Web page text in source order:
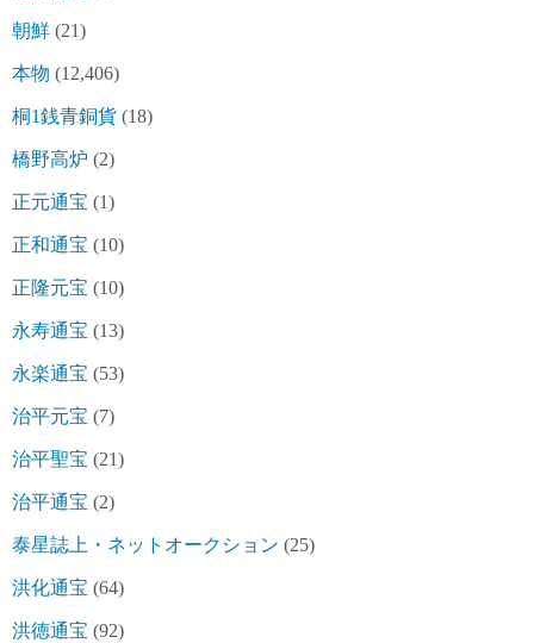
朝鮮 (21)
本物 (12,406)
桐1銭青銅貨 (18)
橋野高炉 (2)
正元通宝 (1)
正和通宝 (10)
正隆元宝 (10)
永寿通宝 (13)
永楽通宝 (53)
治平元宝 (7)
治平聖宝 (21)
治平通宝 (2)
泰星誌上・ネットオークション (25)
洪化通宝 (64)
洪徳通宝 (92)